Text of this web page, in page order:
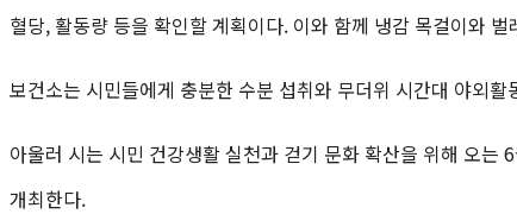
혈당, 활동량 등을 확인할 계획이다. 이와 함께 냉감 목걸이와
보건소는 시민들에게 충분한 수분 섭취와 무더위 시간대 야외
아울러 시는 시민 건강생활 실천과 걷기 문화 확산을 위해 오는
개최한다.